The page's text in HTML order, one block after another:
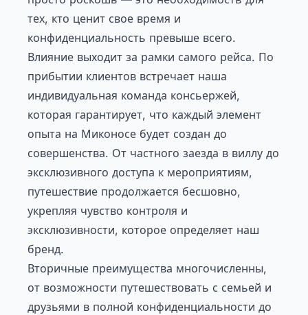
тех, кто ценит свое время и
конфиденциальность превыше всего.
Влияние выходит за рамки самого рейса. По
прибытии клиентов встречает наша
индивидуальная команда консьержей,
которая гарантирует, что каждый элемент
опыта на Миконосе будет создан до
совершенства. От частного заезда в виллу до
эксклюзивного доступа к мероприятиям,
путешествие продолжается бесшовно,
укрепляя чувство контроля и
эксклюзивности, которое определяет наш
бренд.
Вторичные преимущества многочисленны,
от возможности путешествовать с семьей и
друзьями в полной конфиденциальности до